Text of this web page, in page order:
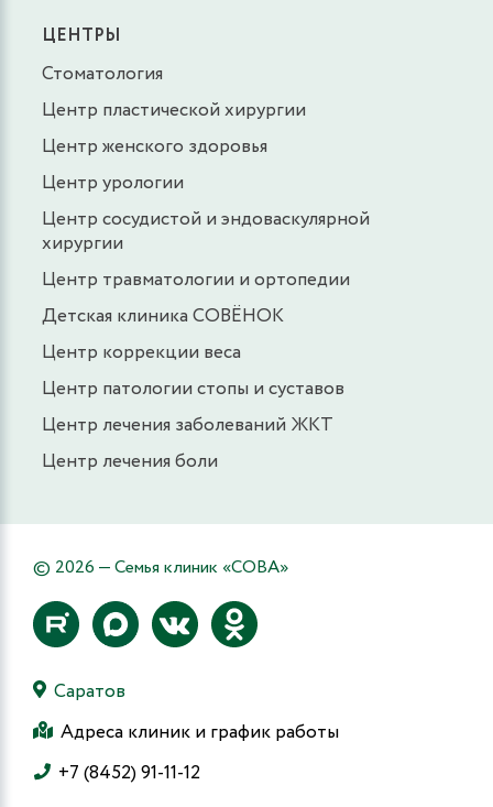
ЦЕНТРЫ
Стоматология
Центр пластической хирургии
Центр женского здоровья
Центр урологии
Центр сосудистой и эндоваскулярной
хирургии
Центр травматологии и ортопедии
Детская клиника СОВЁНОК
Центр коррекции веса
Центр патологии стопы и суставов
Центр лечения заболеваний ЖКТ
Центр лечения боли
© 2026 — Семья клиник «СОВА»
Саратов
Адреса клиник и график работы
+7 (8452) 91-11-12